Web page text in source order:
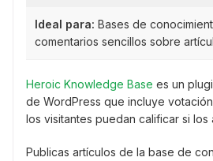
Ideal para: Bases de
comentarios sencillos sobre
Heroic Knowledge Base es un
de WordPress que incluye
los visitantes puedan calificar si los
Publicas artículos de la base de